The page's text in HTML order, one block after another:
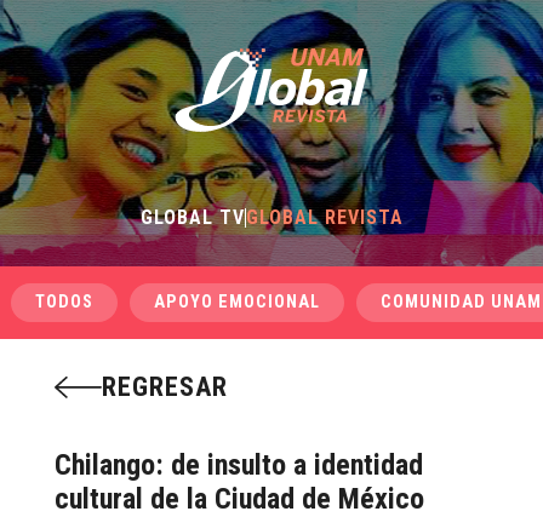
GLOBAL TVGLOBAL REVISTA
TODOS APOYO EMOCIONAL COMUNIDAD UNAM
REGRESAR
Chilango: de insulto a identidad
cultural de la Ciudad de México